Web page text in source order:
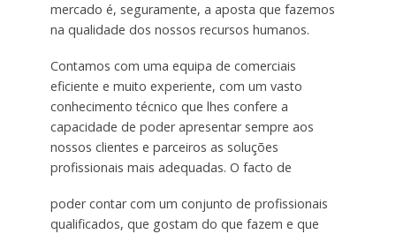
mercado é, seguramente, a aposta que fazemos
na qualidade dos nossos recursos humanos.
Contamos com uma equipa de comerciais
eficiente e muito experiente, com um vasto
conhecimento técnico que lhes confere a
capacidade de poder apresentar sempre aos
nossos clientes e parceiros as soluções
profissionais mais adequadas. O facto de
poder contar com um conjunto de profissionais
qualificados, que gostam do que fazem e que